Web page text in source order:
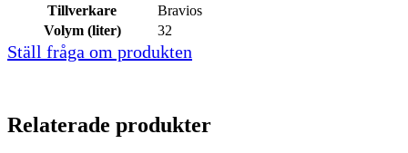
Tillverkare
Bravios
Volym (liter)
32
Ställ fråga om produkten
Relaterade produkter